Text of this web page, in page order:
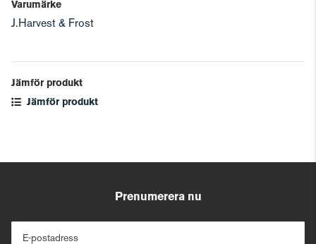
Varumärke
J.Harvest & Frost
Jämför produkt
Jämför produkt
Prenumerera nu
E-postadress